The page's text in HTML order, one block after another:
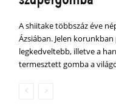
A shiitake többszáz éve
Ázsiában. Jelen
legkedveltebb, illetve a
termesztett gomba a